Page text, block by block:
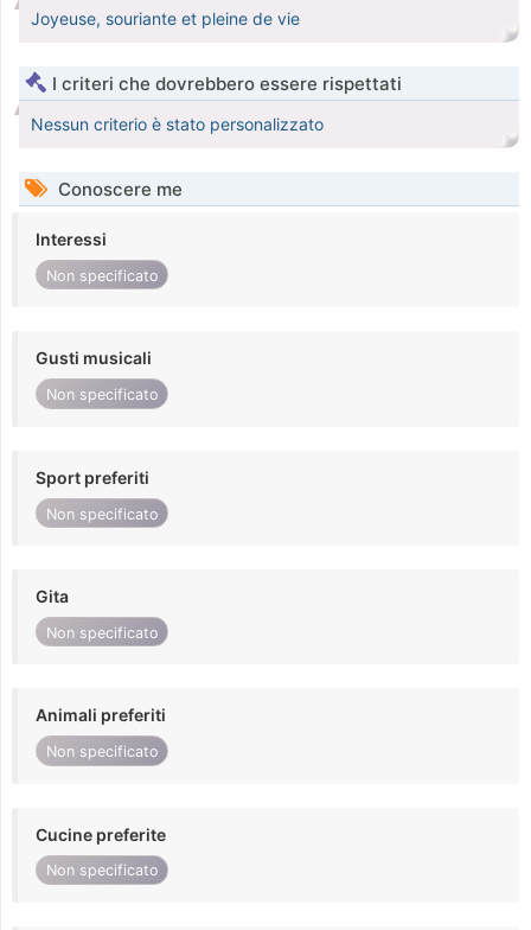
Joyeuse, souriante et pleine de vie
I criteri che dovrebbero essere rispettati
Nessun criterio è stato personalizzato
Conoscere me
Interessi
Non specificato
Gusti musicali
Non specificato
Sport preferiti
Non specificato
Gita
Non specificato
Animali preferiti
Non specificato
Cucine preferite
Non specificato